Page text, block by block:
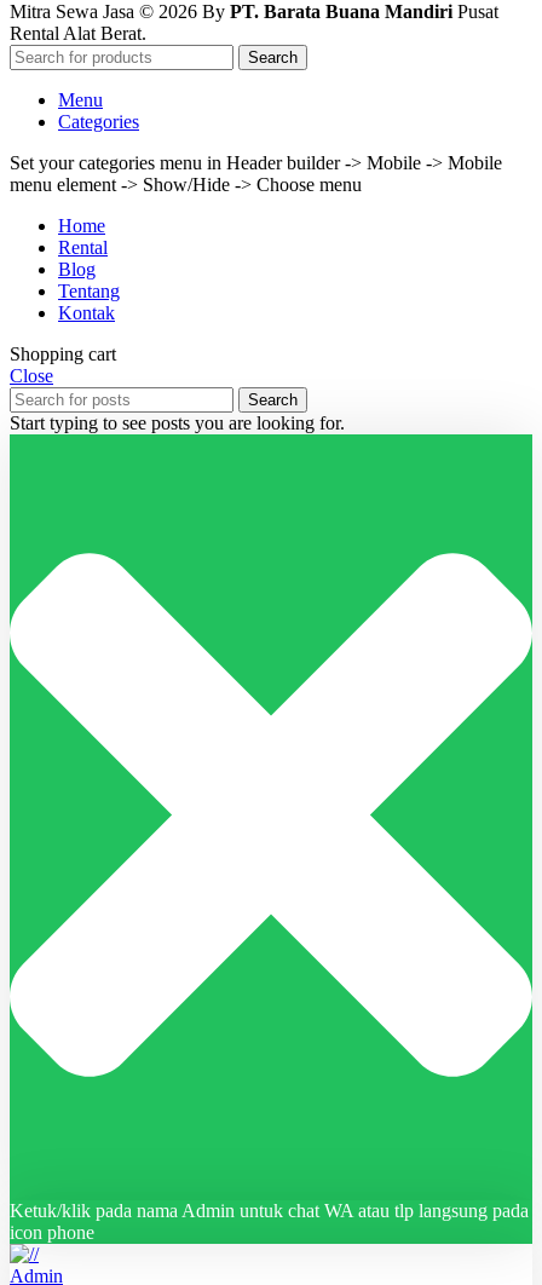
Mitra Sewa Jasa © 2026 By PT. Barata Buana Mandiri Pusat
Rental Alat Berat.
Search
Menu
Categories
Set your categories menu in Header builder -> Mobile -> Mobile
menu element -> Show/Hide -> Choose menu
Home
Rental
Blog
Tentang
Kontak
Shopping cart
Close
Search
Start typing to see posts you are looking for.
Ketuk/klik pada nama Admin untuk chat WA atau tlp langsung pada
icon phone
Admin